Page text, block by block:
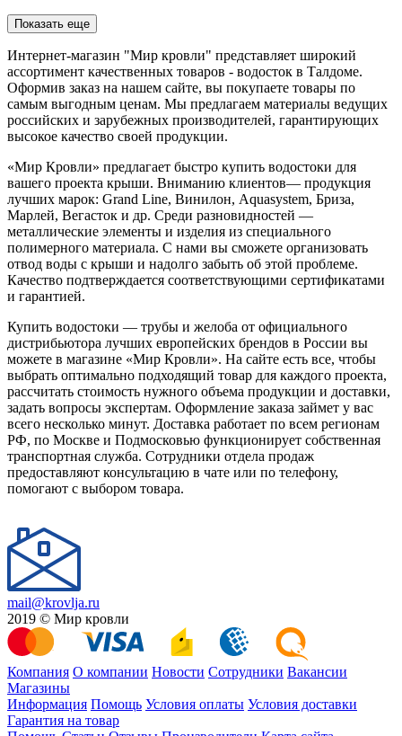
Показать еще
Интернет-магазин "Мир кровли" представляет широкий
ассортимент качественных товаров - водосток в Талдоме.
Оформив заказ на нашем сайте, вы покупаете товары по
самым выгодным ценам. Мы предлагаем материалы ведущих
российских и зарубежных производителей, гарантирующих
высокое качество своей продукции.
«Мир Кровли» предлагает быстро купить водостоки для
вашего проекта крыши. Вниманию клиентов— продукция
лучших марок: Grand Line, Винилон, Aquasystem, Бриза,
Марлей, Вегасток и др. Среди разновидностей —
металлические элементы и изделия из специального
полимерного материала. С нами вы сможете организовать
отвод воды с крыши и надолго забыть об этой проблеме.
Качество подтверждается соответствующими сертификатами
и гарантией.
Купить водостоки — трубы и желоба от официального
дистрибьютора лучших европейских брендов в России вы
можете в магазине «Мир Кровли». На сайте есть все, чтобы
выбрать оптимально подходящий товар для каждого проекта,
рассчитать стоимость нужного объема продукции и доставки,
задать вопросы экспертам. Оформление заказа займет у вас
всего несколько минут. Доставка работает по всем регионам
РФ, по Москве и Подмосковью функционирует собственная
транспортная служба. Сотрудники отдела продаж
предоставляют консультацию в чате или по телефону,
помогают с выбором товара.
mail@krovlja.ru
2019 © Мир кровли
Компания О компании Новости Сотрудники Вакансии
Магазины
Информация Помощь Условия оплаты Условия доставки
Гарантия на товар